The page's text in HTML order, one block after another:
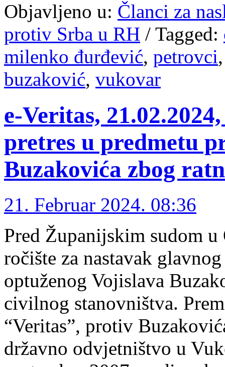
Objavljeno u: Članci za
protiv Srba u RH / Tagged:
milenko đurđević, petrovci
buzaković, vukovar
e-Veritas,
pretres u predmetu
Buzakovića zbog
21. Februar 2024. 08:36
Pred Županijskim sudom u
ročište za nastavak
optuženog Vojislava
civilnog stanovništva.
“Veritas”, protiv
državno odvjetništvo u